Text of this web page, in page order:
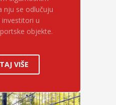
nju se odlučuju
u
objekte.
VIŠE